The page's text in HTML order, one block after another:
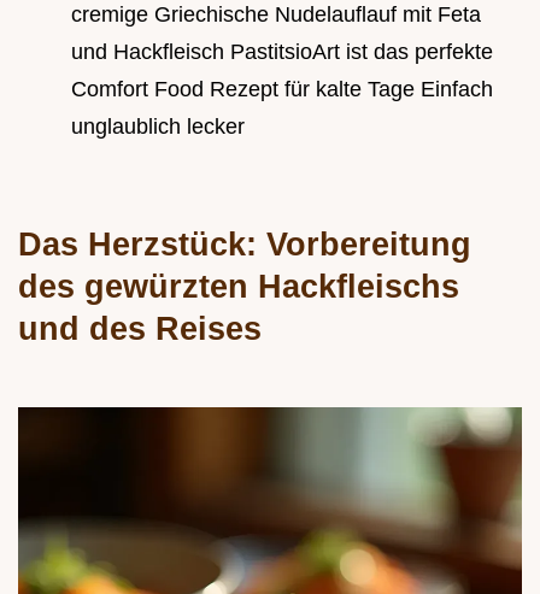
cremige Griechische Nudelauflauf mit Feta
und Hackfleisch PastitsioArt ist das perfekte
Comfort Food Rezept für kalte Tage Einfach
unglaublich lecker
Das Herzstück: Vorbereitung
des gewürzten Hackfleischs
und des Reises